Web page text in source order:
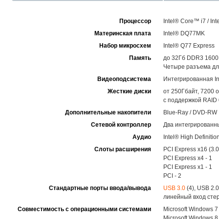
Процессор
Intel® Core™ i7 /
Материнская плата
Intel® DQ77MK
Набор микросхем
Intel® Q77 Express
Память
до 32Гб DDR3
Четыре разъема
Видеоподсистема
Интегрированная
Жесткие диски
от 250Гбайт, 7200
с поддержкой
Дополнительные накопители
Blue-Ray / DVD-RW
Сетевой контроллер
Два
Аудио
Intel® High
Слоты расширения
PCI Express x16
PCI Express x4 - 1
PCI Express x1 - 1
PCI - 2
Стандартные порты ввода/вывода
USB 3.0 (4), USB
линейный вход
Совместимость с операционными системами
Microsoft Windows 7